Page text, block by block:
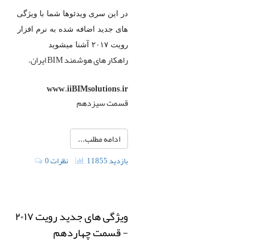
در این سری ویدئوها شما با ویژگی
های جدید اضافه شده به نرم افزار
رویت ۲۰۱۷ آشنا میشوید
راهکار های هوشمند BIM ایران.
www.iiBIMsolutions.ir
قسمت سیزدهم
ادامه مطلب...
0 نظرات 11855 بازدید
ویژگی های جدید رویت ۲۰۱۷
- قسمت چهاردهم